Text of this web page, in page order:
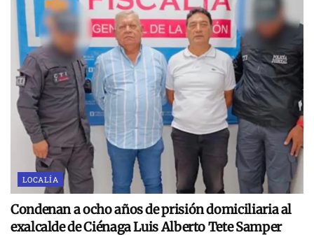
LOCALÍA
Condenan a ocho años de prisión domiciliaria al
exalcalde de Ciénaga Luis Alberto Tete Samper